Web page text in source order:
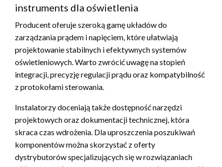
instruments dla oświetlenia
Producent oferuje szeroką gamę układów do
zarządzania prądem i napięciem, które ułatwiają
projektowanie stabilnych i efektywnych systemów
oświetleniowych. Warto zwrócić uwagę na stopień
integracji, precyzję regulacji prądu oraz kompatybilność
z protokołami sterowania.
Instalatorzy doceniają także dostępność narzędzi
projektowych oraz dokumentacji technicznej, która
skraca czas wdrożenia. Dla uproszczenia poszukiwań
komponentów można skorzystać z oferty
dystrybutorów specjalizujących się w rozwiązaniach